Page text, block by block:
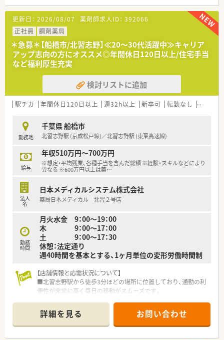
☆教育、研修
■新卒研修、中途入社研修、薬局内研修、学術大会、各種管理職研
修、ＤＩ研修会、
模擬調剤室が本社にあり。
■定期的に行われるスキルアップ研修・シンポジウム形式で行わ
れる
「社内学術大会」大学での「学術勉強会」・「職務担当者別研修
会」など
更新日： 2026/08/07 薬剤師求人ID： 392066
正社員
調剤薬局
＊急募＊【船橋市/北習志野】≪20～30代活躍中≫キャリア
アップ志向の方にオススメ◎年間休日120日以上/住宅手当
など福利厚生充実
検討リストに追加
駅チカ 年間休日120日以上 週32h以上 新卒可 転勤なし 車通勤
勤務地
千葉県 船橋市
北習志野駅 (京成松戸線)／北習志野駅 (東葉高速線)
給与
年収510万円～700万円
※想定・平均残業、各種手当を含んだ総額 ※経験・スキルなどにより
異なる ※600万円以上は薬…
法人
名
日本メディカルシステム株式会社
薬局日本メディカル 北習２号店
勤務
時間
月火水金 9：00～19：00
木 9：00～17：00
土 9：00～17：30
休憩：法定通り
週40時間を基本とする、1ヶ月単位の変形労働時間制
【店舗情報と応需状況について】
■北習志野駅から徒歩3分ほどの場所に位置しており、通勤の利
便性が非常に高く毎日の移動がスムーズです。
1日あたり80枚から90枚程度を取り扱っています。
■薬剤師は常勤3名が在籍しており、チームワークを活かして協
力しながら日々の調剤業務に取り組んでいます。
詳細を見る お問い合わせ